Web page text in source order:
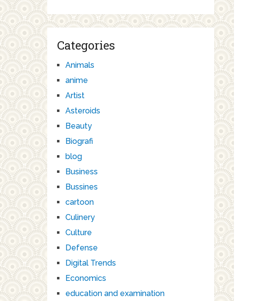
Categories
Animals
anime
Artist
Asteroids
Beauty
Biografi
blog
Business
Bussines
cartoon
Culinery
Culture
Defense
Digital Trends
Economics
education and examination